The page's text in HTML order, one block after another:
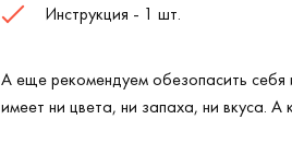
Инструкция - 1 шт.
А еще рекомендуем обезопасить
имеет ни цвета, ни запаха, ни вкуса. А